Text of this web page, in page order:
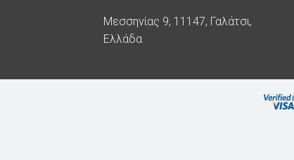
Μεσσηνίας 9, 11147, Γαλάτσι,
Ελλάδα